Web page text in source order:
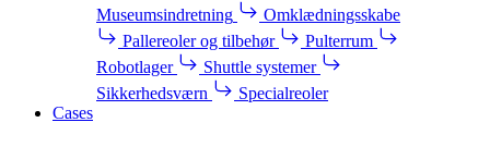
Museumsindretning
Omklædningsskabe
Pallereoler og tilbehør
Pulterrum
Robotlager
Shuttle systemer
Sikkerhedsværn
Specialreoler
Cases